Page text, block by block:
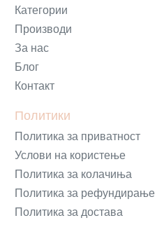
Категории
Производи
За нас
Блог
Контакт
Политики
Политика за приватност
Услови на користење
Политика за колачиња
Политика за рефундирање
Политика за достава